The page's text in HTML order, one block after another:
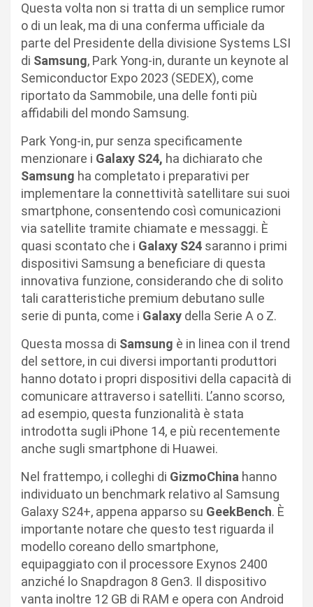
Questa volta non si tratta di un semplice rumor
o di un leak, ma di una conferma ufficiale da
parte del Presidente della divisione Systems LSI
di Samsung, Park Yong-in, durante un keynote al
Semiconductor Expo 2023 (SEDEX), come
riportato da Sammobile, una delle fonti più
affidabili del mondo Samsung.
Park Yong-in, pur senza specificamente
menzionare i Galaxy S24, ha dichiarato che
Samsung ha completato i preparativi per
implementare la connettività satellitare sui suoi
smartphone, consentendo così comunicazioni
via satellite tramite chiamate e messaggi. È
quasi scontato che i Galaxy S24 saranno i primi
dispositivi Samsung a beneficiare di questa
innovativa funzione, considerando che di solito
tali caratteristiche premium debutano sulle
serie di punta, come i Galaxy della Serie A o Z.
Questa mossa di Samsung è in linea con il trend
del settore, in cui diversi importanti produttori
hanno dotato i propri dispositivi della capacità di
comunicare attraverso i satelliti. L’anno scorso,
ad esempio, questa funzionalità è stata
introdotta sugli iPhone 14, e più recentemente
anche sugli smartphone di Huawei.
Nel frattempo, i colleghi di GizmoChina hanno
individuato un benchmark relativo al Samsung
Galaxy S24+, appena apparso su GeekBench. È
importante notare che questo test riguarda il
modello coreano dello smartphone,
equipaggiato con il processore Exynos 2400
anziché lo Snapdragon 8 Gen3. Il dispositivo
vanta inoltre 12 GB di RAM e opera con Android